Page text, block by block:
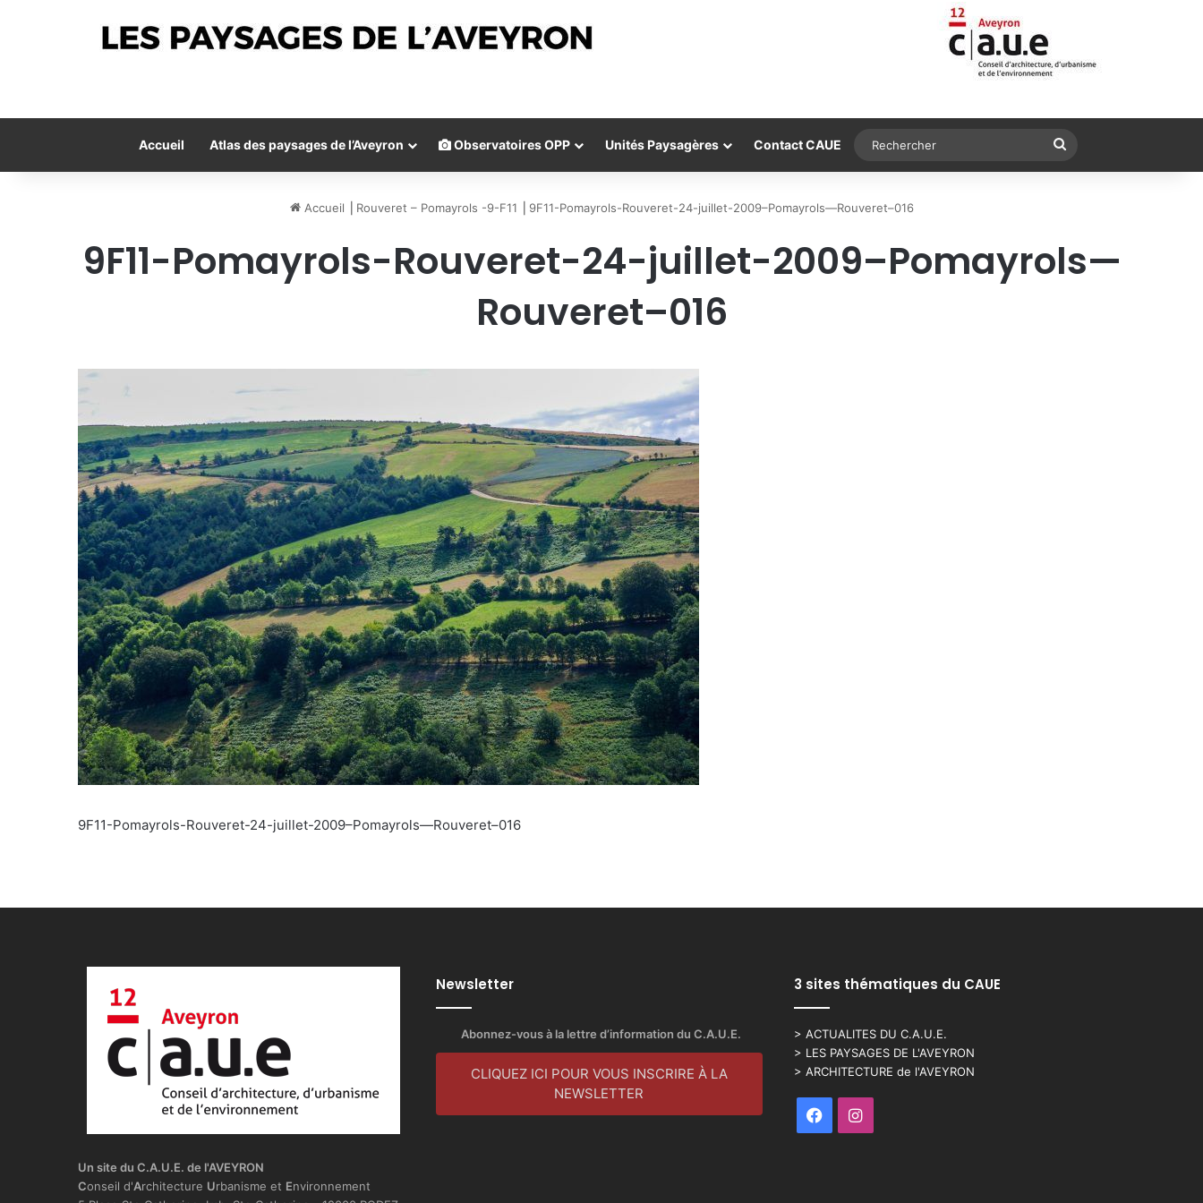
Accueil Atlas des paysages de l’Aveyron Observatoires OPP Unités Paysagères Contact CAUE Rechercher
Accueil Rouveret – Pomayrols -9-F11 9F11-Pomayrols-Rouveret-24-juillet-2009–Pomayrols—Rouveret–016
9F11-Pomayrols-Rouveret-24-juillet-2009–Pomayrols—
Rouveret–016
9F11-Pomayrols-Rouveret-24-juillet-2009–Pomayrols—Rouveret–016
Un site du C.A.U.E. de l'AVEYRON
Conseil d'Architecture Urbanisme et Environnement
Newsletter
Abonnez-vous à la lettre d’information du C.A.U.E.
CLIQUEZ ICI POUR VOUS INSCRIRE À LA
NEWSLETTER
3 sites thématiques du CAUE
> ACTUALITES DU C.A.U.E.
> LES PAYSAGES DE L'AVEYRON
> ARCHITECTURE de l'AVEYRON
FacebookInstagram